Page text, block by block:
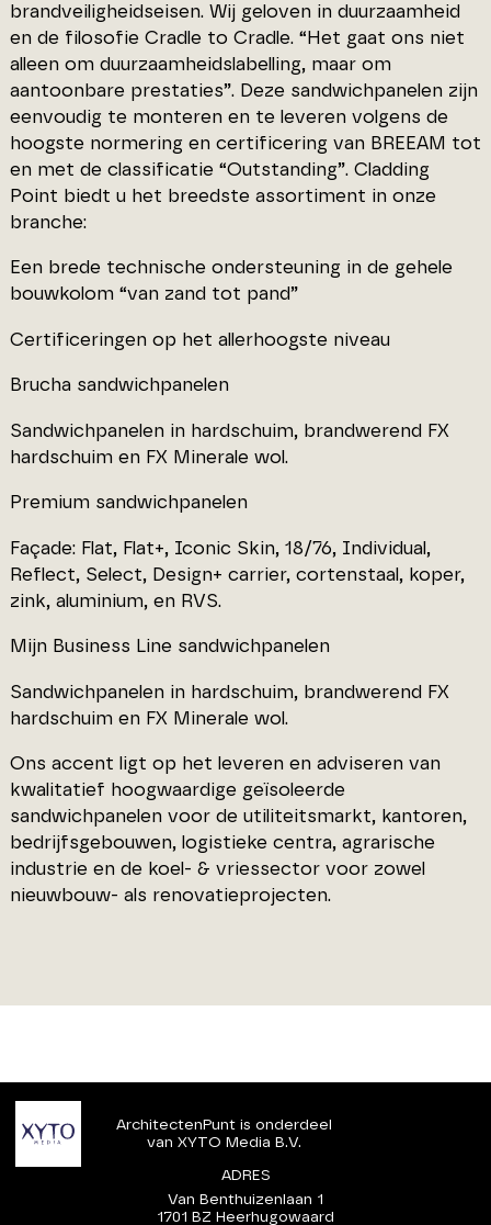
brandveiligheidseisen. Wij geloven in duurzaamheid
en de filosofie Cradle to Cradle. “Het gaat ons niet
alleen om duurzaamheidslabelling, maar om
aantoonbare prestaties”. Deze sandwichpanelen zijn
eenvoudig te monteren en te leveren volgens de
hoogste normering en certificering van BREEAM tot
en met de classificatie “Outstanding”. Cladding
Point biedt u het breedste assortiment in onze
branche:
Een brede technische ondersteuning in de gehele
bouwkolom “van zand tot pand”
Certificeringen op het allerhoogste niveau
Brucha sandwichpanelen
Sandwichpanelen in hardschuim, brandwerend FX
hardschuim en FX Minerale wol.
Premium sandwichpanelen
Façade: Flat, Flat+, Iconic Skin, 18/76, Individual,
Reflect, Select, Design+ carrier, cortenstaal, koper,
zink, aluminium, en RVS.
Mijn Business Line sandwichpanelen
Sandwichpanelen in hardschuim, brandwerend FX
hardschuim en FX Minerale wol.
Ons accent ligt op het leveren en adviseren van
kwalitatief hoogwaardige geïsoleerde
sandwichpanelen voor de utiliteitsmarkt, kantoren,
bedrijfsgebouwen, logistieke centra, agrarische
industrie en de koel- & vriessector voor zowel
nieuwbouw- als renovatieprojecten.
ArchitectenPunt is onderdeel
van XYTO Media B.V.
ADRES
Van Benthuizenlaan 1
1701 BZ Heerhugowaard